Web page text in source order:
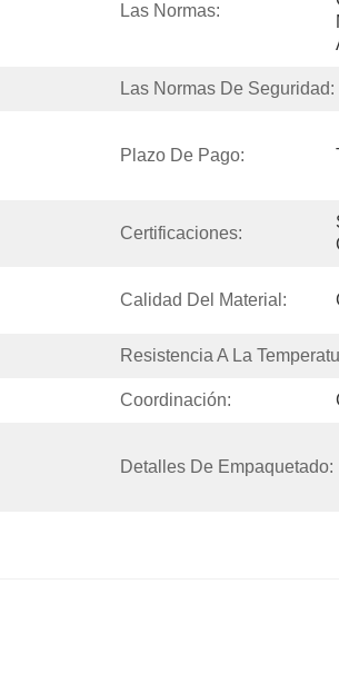
Las Normas:
Las Normas De Seguridad:
Plazo De Pago:
Certificaciones:
Calidad Del Material:
Resistencia A La
Coordinación:
Detalles De Empaquetado: